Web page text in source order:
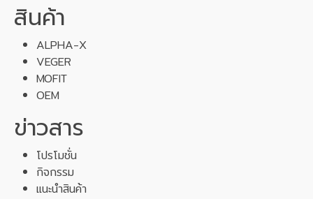
สินค้า
ALPHA-X
VEGER
MOFIT
OEM
ข่าวสาร
โปรโมชั่น
กิจกรรม
แนะนำสินค้า